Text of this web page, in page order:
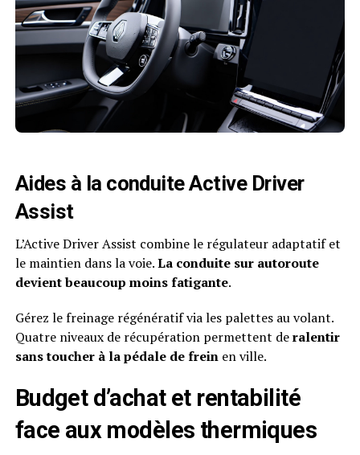
Aides à la conduite Active Driver
Assist
L’Active Driver Assist combine le régulateur adaptatif et
le maintien dans la voie.La conduite sur autoroute
devient beaucoup moins fatigante.
Gérez le freinage régénératif via les palettes au volant.
Quatre niveaux de récupération permettent deralentir
sans toucher à la pédale de freinen ville.
Budget d’achat et rentabilité
face aux modèles thermiques